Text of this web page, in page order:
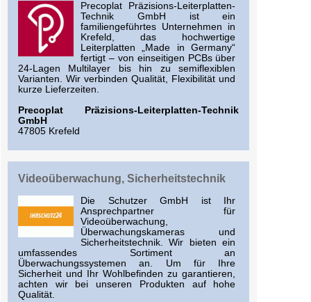
Precoplat Präzisions-Leiterplatten-
Technik GmbH ist ein
familiengeführtes Unternehmen in
Krefeld, das hochwertige
Leiterplatten „Made in Germany“
fertigt – von einseitigen PCBs über
24-Lagen Multilayer bis hin zu semiflexiblen
Varianten. Wir verbinden Qualität, Flexibilität und
kurze Lieferzeiten.
Precoplat Präzisions-Leiterplatten-Technik
GmbH
47805 Krefeld
Videoüberwachung, Sicherheitstechnik
Die Schutzer GmbH ist Ihr
Ansprechpartner für
Videoüberwachung,
Überwachungskameras und
Sicherheitstechnik. Wir bieten ein
umfassendes Sortiment an
Überwachungssystemen an. Um für Ihre
Sicherheit und Ihr Wohlbefinden zu garantieren,
achten wir bei unseren Produkten auf hohe
Qualität.